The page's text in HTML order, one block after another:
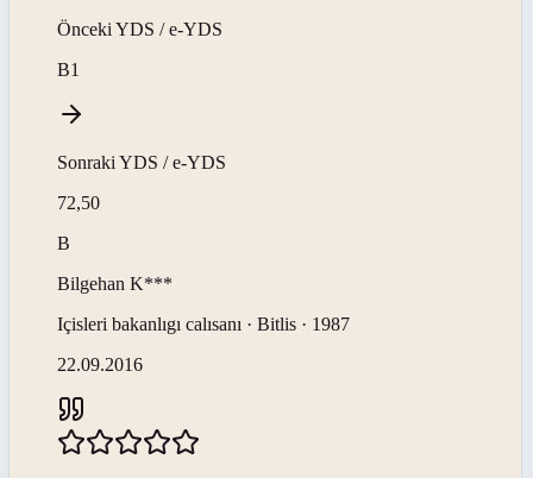
Önceki YDS / e-YDS
B1
Sonraki YDS / e-YDS
72,50
B
Bilgehan K***
Içisleri bakanlıgı calısanı · Bitlis · 1987
22.09.2016